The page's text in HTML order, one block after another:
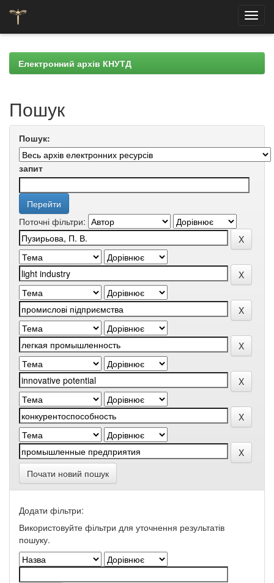
navigationЕлектронний архів КНУТД
Пошук
Пошук:
запит
Поточні фільтри:
Почати новий пошук
Додати фільтри:
Використовуйте фільтри для уточнення результатів
пошуку.